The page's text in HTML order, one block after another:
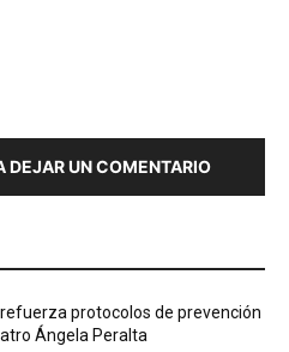
DEJAR UN COMENTARIO
protocolos de prevención
Ángela Peralta